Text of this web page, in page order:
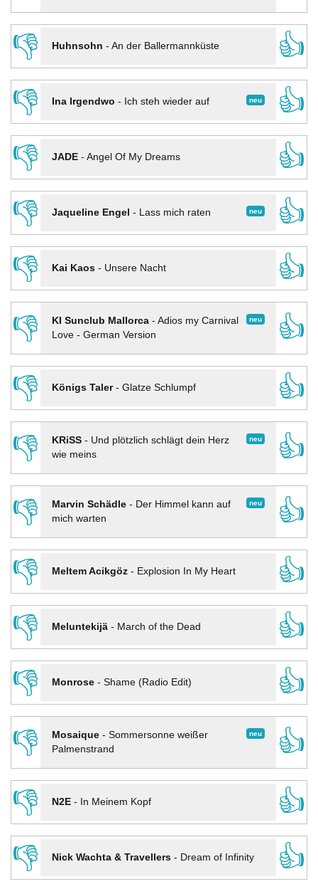
👎
Huhnsohn - An der Ballermannküste
👍
👎
neu
Ina Irgendwo - Ich steh wieder auf
👍
👎
JADE- Angel Of My Dreams
👍
👎
neu
Jaqueline Engel - Lass mich raten
👍
👎
Kai Kaos- Unsere Nacht
👍
👎
neu
KI Sunclub Mallorca- Adios my Carnival
Love - German Version
👍
👎
Königs Taler- Glatze Schlumpf
👍
👎
neu
KRiSS- Und plötzlich schlägt dein Herz
wie meins
👍
👎 neu
Marvin Schädle- Der Himmel kann auf
mich warten
👍
👎
Meltem Acikgöz- Explosion In My Heart
👍
👎
Meluntekijä- March of the Dead
👍
👎
Monrose- Shame (Radio Edit)
👍
👎
neu
Mosaique- Sommersonne weißer
Palmenstrand
👍
👎
N2E- In Meinem Kopf
👍
👎
Nick Wachta & Travellers- Dream of Infinity
👍